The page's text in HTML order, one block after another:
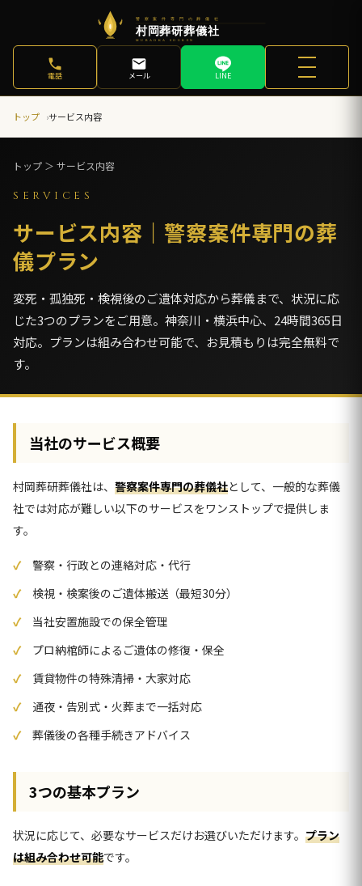
電話 メール LINE
トップ サービス内容
トップ ＞ サービス内容
SERVICES
サービス内容｜警察案件専門の葬
儀プラン
変死・孤独死・検視後のご遺体対応から葬儀まで、状況に応
じた3つのプランをご用意。神奈川・横浜中心、24時間365日
対応。プランは組み合わせ可能で、お見積もりは完全無料で
す。
当社のサービス概要
村岡葬研葬儀社は、 警察案件専門の葬儀社として、一般的な葬儀
社では対応が難しい以下のサービスをワンストップで提供しま
す。
警察・行政との連絡対応・代行
検視・検案後のご遺体搬送（最短30分）
当社安置施設での保全管理
プロ納棺師によるご遺体の修復・保全
賃貸物件の特殊清掃・大家対応
通夜・告別式・火葬まで一括対応
葬儀後の各種手続きアドバイス
3つの基本プラン
状況に応じて、必要なサービスだけお選びいただけます。 プラン
は組み合わせ可能です。